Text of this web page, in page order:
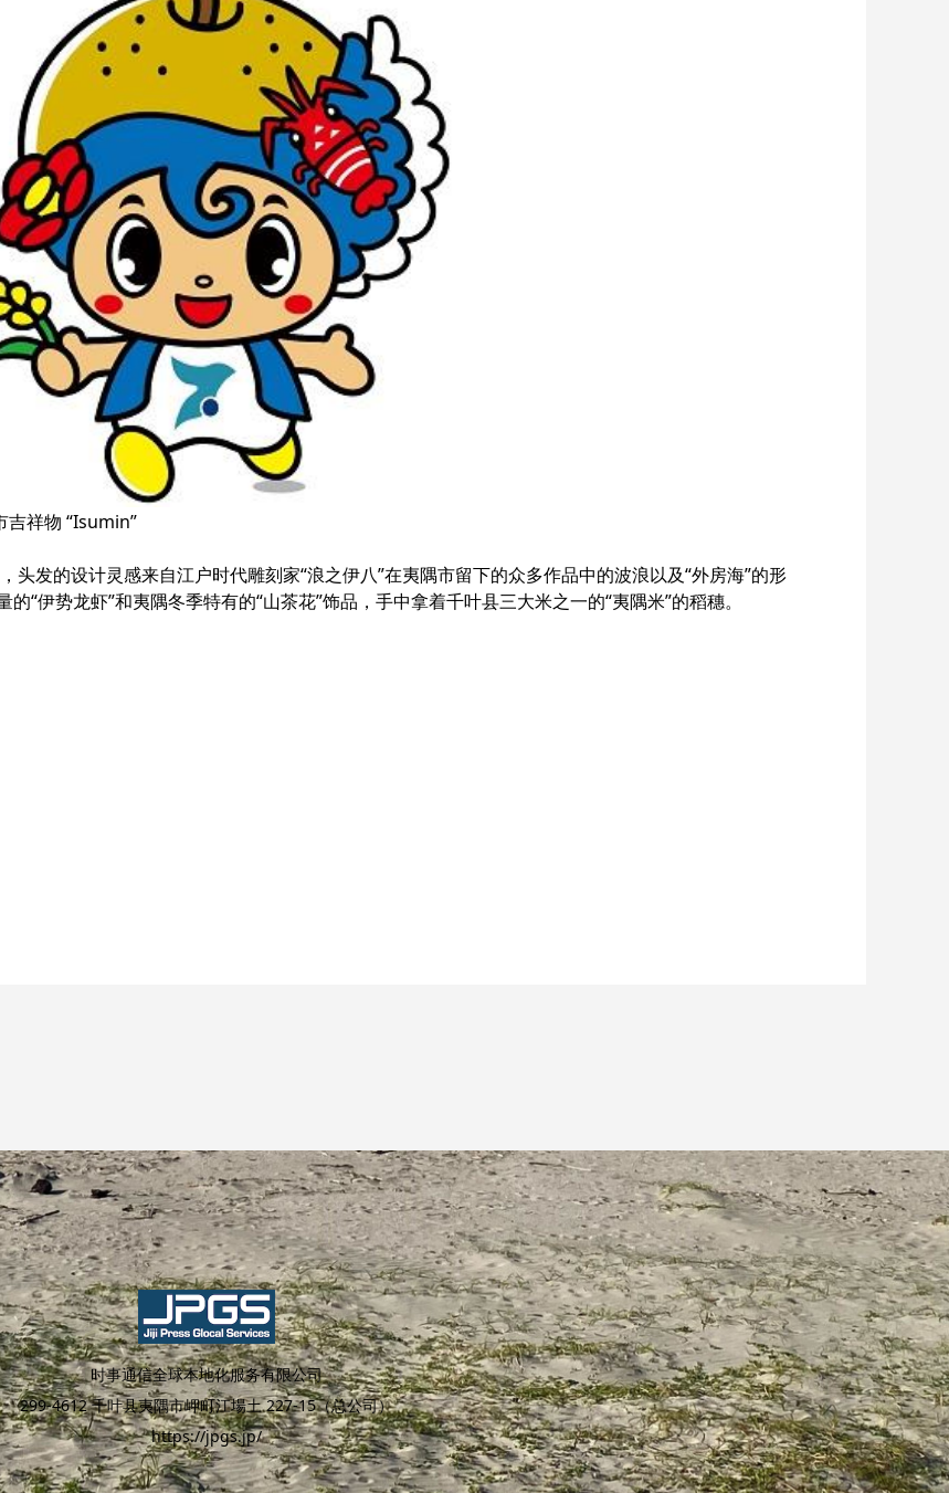
吉祥物 “Isumin”
头发的设计灵感来自江户时代雕刻家“浪之伊八”在夷隅市留下的众多作品中的波浪以及“外房海”的形
“伊势龙虾”和夷隅冬季特有的“山茶花”饰品，手中拿着千叶县三大米之一的“夷隅米”的稻穗。
时事通信全球本地化服务有限公司
299-4612 千叶县夷隅市岬町江場土 227-15（总公司）
https://jpgs.jp/